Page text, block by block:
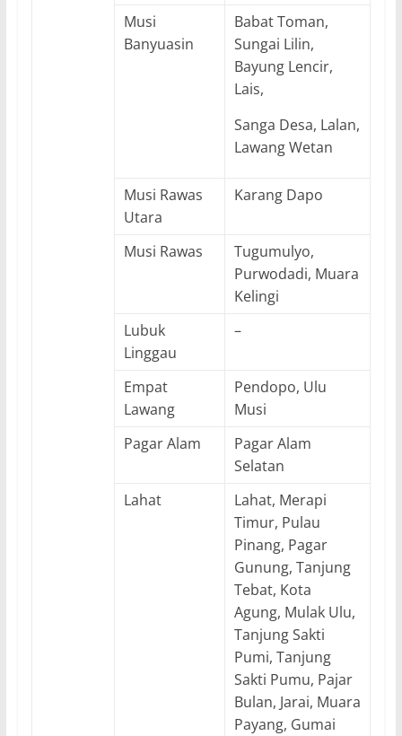
Musi
Banyuasin
Babat Toman,
Sungai Lilin,
Bayung Lencir,
Lais,
Sanga Desa, Lalan,
Lawang Wetan
Musi Rawas
Utara
Karang Dapo
Musi Rawas
Tugumulyo,
Purwodadi, Muara
Kelingi
Lubuk
Linggau
–
Empat
Lawang
Pendopo, Ulu
Musi
Pagar Alam
Pagar Alam
Selatan
Lahat
Lahat, Merapi
Timur, Pulau
Pinang, Pagar
Gunung, Tanjung
Tebat, Kota
Agung, Mulak Ulu,
Tanjung Sakti
Pumi, Tanjung
Sakti Pumu, Pajar
Bulan, Jarai, Muara
Payang, Gumai